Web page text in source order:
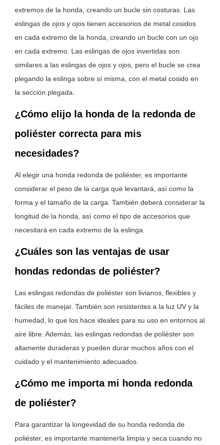
extremos de la honda, creando un bucle sin costuras. Las
eslingas de ojos y ojos tienen accesorios de metal cosidos
en cada extremo de la honda, creando un bucle con un ojo
en cada extremo. Las eslingas de ojos invertidas son
similares a las eslingas de ojos y ojos, pero el bucle se crea
plegando la eslinga sobre sí misma, con el metal cosido en
la sección plegada.
¿Cómo elijo la honda de la redonda de
poliéster correcta para mis
necesidades?
Al elegir una honda redonda de poliéster, es importante
considerar el peso de la carga que levantará, así como la
forma y el tamaño de la carga. También deberá considerar la
longitud de la honda, así como el tipo de accesorios que
necesitará en cada extremo de la eslinga.
¿Cuáles son las ventajas de usar
hondas redondas de poliéster?
Las eslingas redondas de poliéster son livianos, flexibles y
fáciles de manejar. También son resistentes a la luz UV y la
humedad, lo que los hace ideales para su uso en entornos al
aire libre. Además, las eslingas redondas de poliéster son
altamente duraderas y pueden durar muchos años con el
cuidado y el mantenimiento adecuados.
¿Cómo me importa mi honda redonda
de poliéster?
Para garantizar la longevidad de su honda redonda de
poliéster, es importante mantenerla limpia y seca cuando no